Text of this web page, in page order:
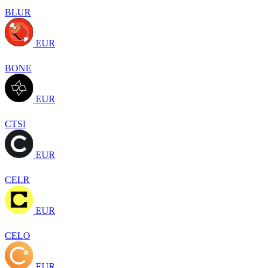
BLUR
EUR
BONE
EUR
CTSI
EUR
CELR
EUR
CELO